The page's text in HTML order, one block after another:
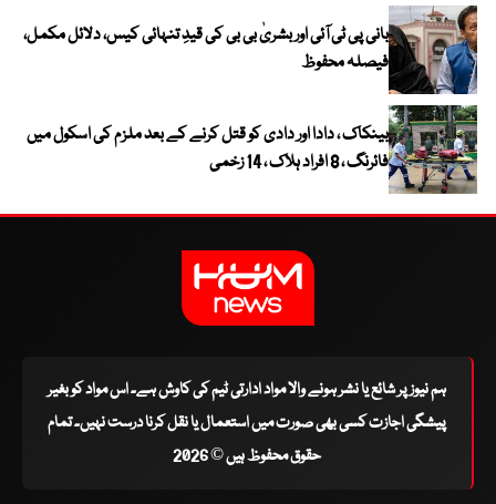
بانی پی ٹی آئی اور بشریٰ بی بی کی قیدِ تنہائی کیس، دلائل مکمل،
فیصلہ محفوظ
بینکاک ، دادا اور دادی کو قتل کرنے کے بعد ملزم کی اسکول میں
فائرنگ ، 8 افراد ہلاک ، 14 زخمی
ہم نیوز پر شائع یا نشر ہونے والا مواد ادارتی ٹیم کی کاوش ہے۔ اس مواد کو بغیر
پیشگی اجازت کسی بھی صورت میں استعمال یا نقل کرنا درست نہیں۔ تمام
حقوق محفوظ ہیں © 2026